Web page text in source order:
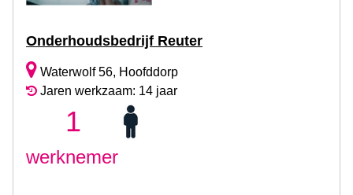
Onderhoudsbedrijf Reuter
Waterwolf 56, Hoofddorp
Jaren werkzaam: 14 jaar
1
werknemer